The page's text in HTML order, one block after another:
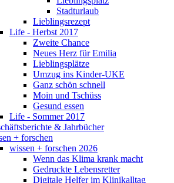
Stadturlaub
Lieblingsrezept
Life - Herbst 2017
Zweite Chance
Neues Herz für Emilia
Lieblingsplätze
Umzug ins Kinder-UKE
Ganz schön schnell
Moin und Tschüss
Gesund essen
Life - Sommer 2017
& Jahrbücher
+ forschen
wissen + forschen 2026
Wenn das Klima krank macht
Gedruckte Lebensretter
Digitale Helfer im Klinikalltag